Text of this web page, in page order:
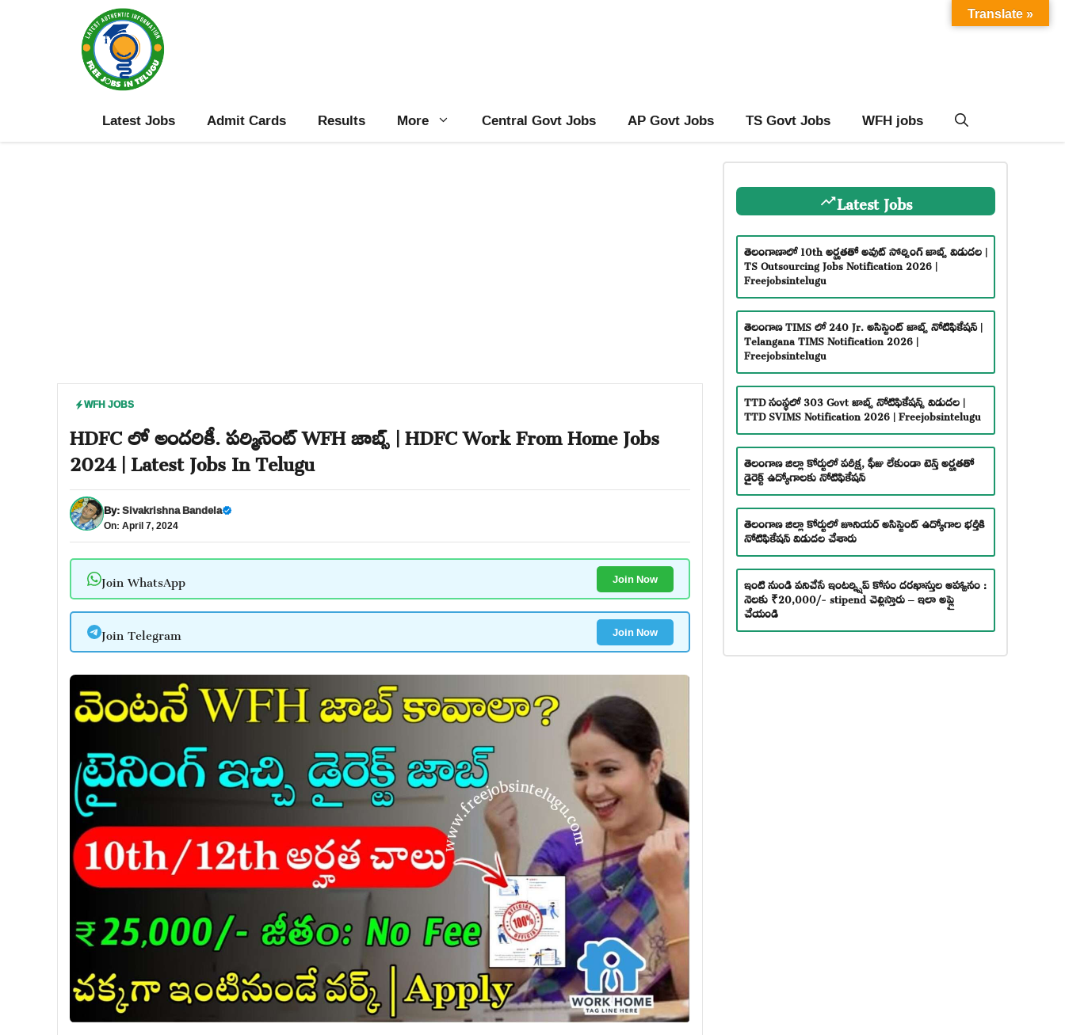
Latest Jobs Admit Cards Results More Central Govt Jobs AP Govt Jobs TS Govt Jobs WFH jobs
WFH JOBS
HDFC లో అందరికీ. పర్మినెంట్ WFH జాబ్స్ | HDFC Work From Home Jobs
2024 | Latest Jobs In Telugu
By:Sivakrishna Bandela
On: April 7, 2024
Join WhatsApp Join Now
Join Telegram Join Now
Latest Jobs
తెలంగాణాలో 10th అర్హతతో అవుట్ సోర్సింగ్ జాబ్స్ విడుదల |
TS Outsourcing Jobs Notification 2026 |
Freejobsintelugu
తెలంగాణ TIMS లో 240 Jr. అసిస్టెంట్ జాబ్స్ నోటిఫికేషన్ |
Telangana TIMS Notification 2026 |
Freejobsintelugu
TTD సంస్థలో 303 Govt జాబ్స్ నోటిఫికేషన్స్ విడుదల |
TTD SVIMS Notification 2026 | Freejobsintelugu
తెలంగాణ జిల్లా కోర్టులో పరీక్ష, ఫీజు లేకుండా టెన్త్ అర్హతతో
డైరెక్ట్ ఉద్యోగాలకు నోటిఫికేషన్
తెలంగాణ జిల్లా కోర్టులో జూనియర్ అసిస్టెంట్ ఉద్యోగాల భర్తీకి
నోటిఫికేషన్ విడుదల చేశారు
ఇంటి నుండి పనిచేసే ఇంటర్న్షిప్ కోసం దరఖాస్తుల ఆహ్వానం :
నెలకు ₹20,000/- stipend చెల్లిస్తారు – ఇలా అప్లై
చేయండి
Translate »